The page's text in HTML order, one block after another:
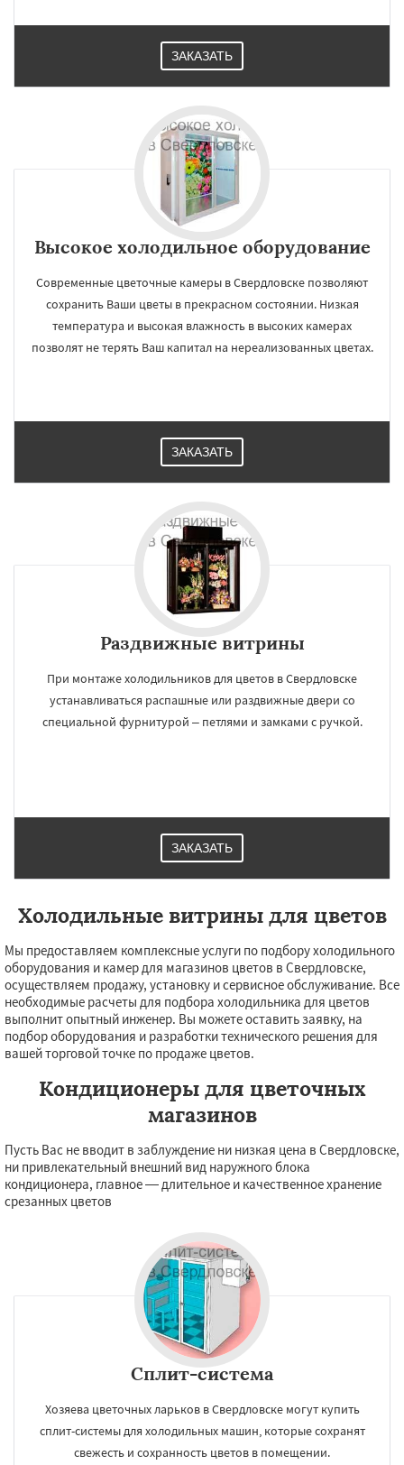
ЗАКАЗАТЬ
Высокое холодильное оборудование
Современные цветочные камеры в Свердловске позволяют
сохранить Ваши цветы в прекрасном состоянии. Низкая
температура и высокая влажность в высоких камерах
позволят не терять Ваш капитал на нереализованных цветах.
ЗАКАЗАТЬ
Раздвижные витрины
При монтаже холодильников для цветов в Свердловске
устанавливаться распашные или раздвижные двери со
специальной фурнитурой – петлями и замками с ручкой.
ЗАКАЗАТЬ
Холодильные витрины для цветов
Мы предоставляем комплексные услуги по подбору холодильного
оборудования и камер для магазинов цветов в Свердловске,
осуществляем продажу, установку и сервисное обслуживание. Все
необходимые расчеты для подбора холодильника для цветов
выполнит опытный инженер. Вы можете оставить заявку, на
подбор оборудования и разработки технического решения для
вашей торговой точке по продаже цветов.
Кондиционеры для цветочных
магазинов
Пусть Вас не вводит в заблуждение ни низкая цена в Свердловске,
ни привлекательный внешний вид наружного блока
кондиционера, главное — длительное и качественное хранение
срезанных цветов
Сплит-система
Хозяева цветочных ларьков в Свердловске могут купить
сплит-системы для холодильных машин, которые сохранят
свежесть и сохранность цветов в помещении.